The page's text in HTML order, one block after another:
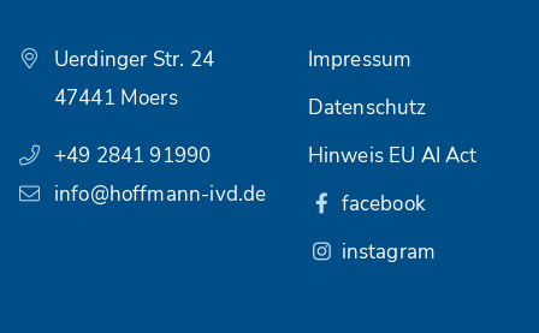
Uerdinger Str. 24
47441 Moers
+49 2841 91990
info@hoffmann-ivd.de
Impressum
Datenschutz
Hinweis EU AI Act
facebook
instagram